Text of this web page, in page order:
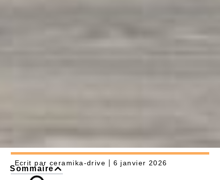
Ecrit par ceramika-drive 6 janvier 2026
Sommaire